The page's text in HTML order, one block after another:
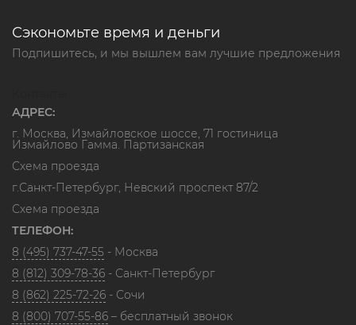
Сэкономьте время и деньги
Подпишитесь, и мы вышлем вам лучшие предложения
АДРЕС:
г. Москва, Измайловское шоссе, 71 гостиница
Измайлово Гамма. Партизанская
Схема проезда
г.Санкт-Петербург, Невский проспект 87/2
Схема проезда
ТЕЛЕФОН:
8 (495) 737-47-55 - Москва
8 (812) 309-78-36 - Санкт-Петербург
8 (862) 225-72-26 - Сочи
8 (800) 707-55-86 – бесплатный звонок